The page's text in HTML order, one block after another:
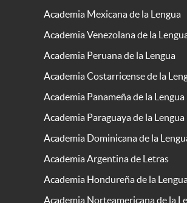
Academia Mexicana de la Lengua
Academia Venezolana de la
Academia Peruana de la Lengua
Academia Costarricense de la
Academia Panameña de la Lengua
Academia Paraguaya de la
Academia Dominicana de la
Academia Argentina de Letras
Academia Hondureña de la
Academia Norteamericana de la